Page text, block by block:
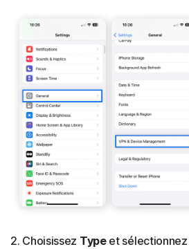
2. Choisissez Typeet sélectionnez